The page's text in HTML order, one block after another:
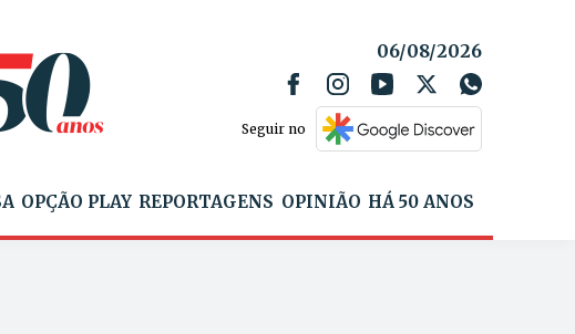
06/08/2026
Seguir no
OPÇÃO PLAY REPORTAGENS OPINIÃO HÁ 50 ANOS